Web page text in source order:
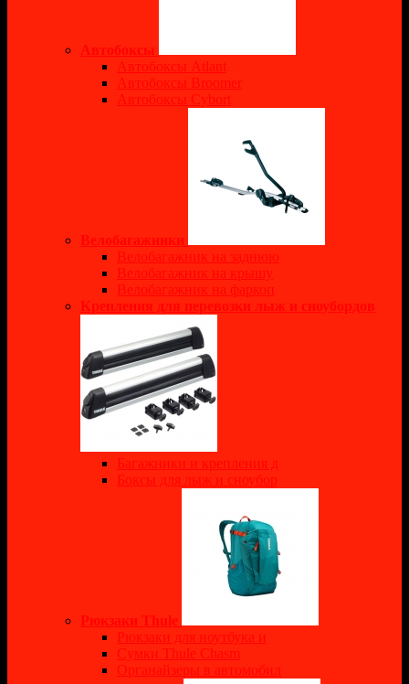
Автобоксы
Автобоксы Atlant
Автобоксы Broomer
Автобоксы Cybort
Велобагажники
Велобагажник на заднюю
Велобагажник на крышу
Велобагажник на фаркоп
Крепления для перевозки лыж и сноубордов
Багажники и крепления д
Боксы для лыж и сноубор
Рюкзаки Thule
Рюкзаки для ноутбука и
Сумки Thule Chasm
Органайзеры в автомобил